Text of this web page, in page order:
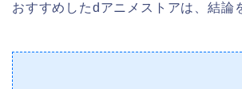
おすすめしたdアニメストアは、結論